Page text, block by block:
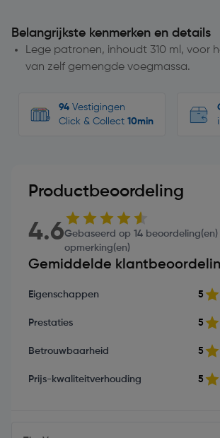
Belangrijkste kenmerken en details
Lege patronen, inhoudt 310 ml, voor
van zelf gemengde voegmassa.
94 Vestigingen
Click & Collect 10min
Productbeoordeling
4.6Gebaseerd op 14 beoordeling(en)
opmerking(en)
Gemiddelde
Eigenschappen 5
Prestaties 5
Betrouwbaarheid 5
Prijs-kwaliteitverhouding 5